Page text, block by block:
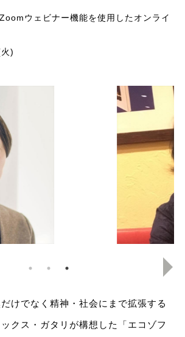
ウェビナー機能を使用したオンライ
)
けでなく精神・社会にまで拡張する
クス・ガタリが構想した「エコゾフ